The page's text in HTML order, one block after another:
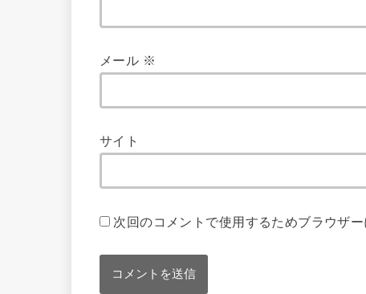
メール ※
サイト
次回のコメントで使用するためブラウザ